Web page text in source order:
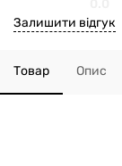
Залишити відгук
Товар Опис